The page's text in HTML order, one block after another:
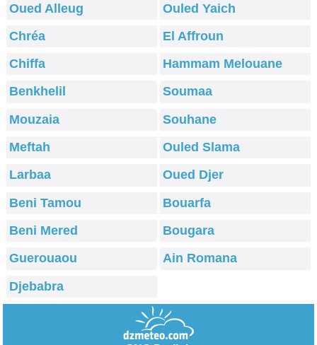
Oued Alleug
Ouled Yaich
Chréa
El Affroun
Chiffa
Hammam Melouane
Benkhelil
Soumaa
Mouzaia
Souhane
Meftah
Ouled Slama
Larbaa
Oued Djer
Beni Tamou
Bouarfa
Beni Mered
Bougara
Guerouaou
Ain Romana
Djebabra